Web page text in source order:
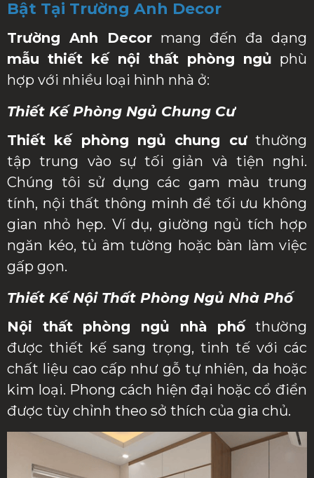
Bật Tại Trường Anh Decor
Trường Anh Decor mang đến đa dạng
mẫu thiết kế nội thất phòng ngủ phù
hợp với nhiều loại hình nhà ở:
Thiết Kế Phòng Ngủ Chung Cư
Thiết kế phòng ngủ chung cưthường
tập trung vào sự tối giản và tiện nghi.
Chúng tôi sử dụng các gam màu trung
tính, nội thất thông minh để tối ưu không
gian nhỏ hẹp. Ví dụ, giường ngủ tích hợp
ngăn kéo, tủ âm tường hoặc bàn làm việc
gấp gọn.
Thiết Kế Nội Thất Phòng Ngủ Nhà Phố
Nội thất phòng ngủ nhà phốthường
được thiết kế sang trọng, tinh tế với các
chất liệu cao cấp như gỗ tự nhiên, da hoặc
kim loại. Phong cách hiện đại hoặc cổ điển
được tùy chỉnh theo sở thích của gia chủ.